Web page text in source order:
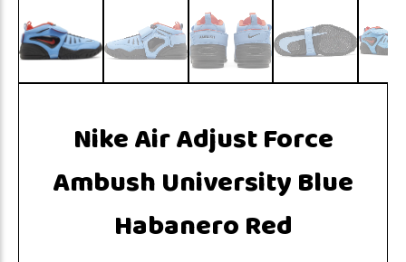
Nike Air Adjust Force
Ambush University Blue
Habanero Red